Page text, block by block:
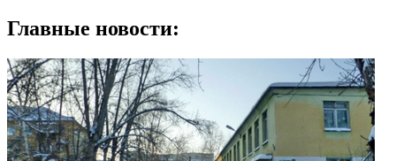
Главные новости: